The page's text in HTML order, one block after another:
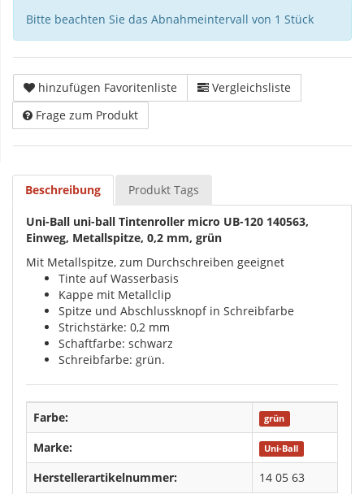
Bitte beachten Sie das Abnahmeintervall von 1 Stück
hinzufügen Favoritenliste
Vergleichsliste
Frage zum Produkt
Beschreibung Produkt Tags
Uni-Ball uni-ball Tintenroller micro UB-120 140563,
Einweg, Metallspitze, 0,2 mm, grün
Mit Metallspitze, zum Durchschreiben geeignet
Tinte auf Wasserbasis
Kappe mit Metallclip
Spitze und Abschlussknopf in Schreibfarbe
Strichstärke: 0,2 mm
Schaftfarbe: schwarz
Schreibfarbe: grün.
Farbe: grün
Marke: Uni-Ball
Herstellerartikelnummer: 14 05 63